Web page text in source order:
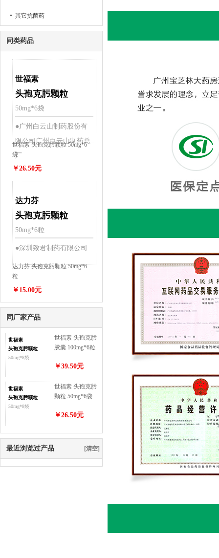
其它抗菌药
同类药品
世福素
头孢克肟颗粒
50mg*6袋
●广州白云山制药股份有
限公司广州白云山制药总
厂
世福素 头孢克肟颗粒 50mg*6
袋
￥26.50元
达力芬
头孢克肟颗粒
50mg*6粒
●深圳致君制药有限公司
达力芬 头孢克肟颗粒 50mg*6
粒
￥15.00元
同厂家产品
世福素
头孢克肟颗粒
50mg*8袋
世福素 头孢克肟
胶囊 100mg*6粒
￥39.50元
世福素
头孢克肟颗粒
50mg*8袋
世福素 头孢克肟
颗粒 50mg*6袋
￥26.50元
最近浏览过产品 [清空]